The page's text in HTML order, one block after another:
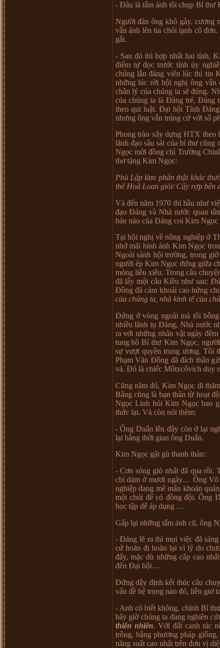
- Đâu là tấm ảnh tôi chụp Bí thư
Người đàn ông khô gầy, cương
vẫn ánh lên tia chói lạnh cô đơn.
gắt.
- Sau đó thì hợp nhất hai tỉnh,
điểm tựđọc trước tỉnhủy
chúng lẫn đảng viên lúc thì tin
những lúc rời hội nghị ông vẫn
chân lý của chúng ta sẽđúng.
của chúng ta là Đảng trẻ, Đảng
theo qui luật. Đại hội Tỉnh Đả
nhưng ông vẫn trúng cửvới số
Phong trào xây dựng HTX theo l
lãnh đạo sâu sát của bí thư cũng
Ngọc mời đồng chí Trường
thơtặng Kim Ngọc:
Phù Lập làm phân thật khác th
thểHoà Loan giỏi/ Cây rợp bên
Và đến năm 1970 thì hầu như việ
đạo Đảng và Nhà nước quan
bản nào của Đảng coi Kim Ngọc
Tại hội nghị vềnông nghiệpở
nhớmãi hìnhảnh Kim Ngọc
Ngoài sảnh hội trường, trong giờ
người ép Kim Ngọc đứng giữa
mỏng liêu xiêu. Trong câu chuyệ
đã lẩy một câu Kiều như sau: Đ
Đồng đã cảm khoái cao hứng
của chúng ta, nhà kinh tếcủa
Đứng ởvòng ngoài mà tôi bỗ
nhiều lãnh tụ Đảng, Nhà nước
ra với những nhân vật ngày đêm
tung hô Bí thư Kim Ngọc, ngườ
sựvượt quyền trung ương. Tôi
Phạm Văn Đồng đã đích thân gử
vả. Đó là chiếc Môtxcôvich duy
Cũng năm đó, Kim Ngọc đi
Bằng cũng là bạn thân từ hoạt độ
Ngọc Linh hỏi Kim Ngọc bao
thức lại. Và còn nói thêm:
- Ông Duẩn lên đây cònởlại
lại bằng thời gian ông Duẩn.
Kim Ngọc gật gù thanh thản:
- Cơn sóng gió nhất đã qua rồi.
chỉdámởmươi ngày… Ông
nghiệp đang mê mẩn khoán quả
một chút đểcó đồng đội. Ông
học tập đểáp dụng …
Gấp lại những tấm ảnh cũ, ông
- Đáng lẽra thì mọi việc đã
cứhoãn đi hoãn lại vì lý do chư
đấy, mặc dù những cấp cao nhấ
đến Đại hội…
Đứng dậy định kết thúc câu chuy
vấn đềhệtrọng nào đó, liền giơ
- Anh có biết không, chính Bí thư
bây giờchúng ta đang nghiên cứ
thiên nhiên. Với đất canh tác
trồng, bằng phương pháp giống,
năng suất cao nhất trên đơn vị diệ